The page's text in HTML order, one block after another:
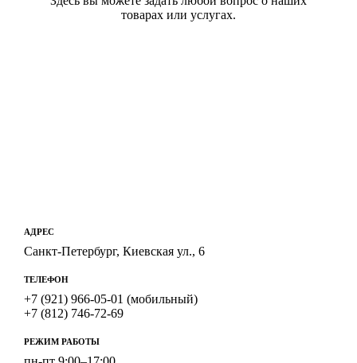
товарах или услугах.
АДРЕС
Санкт-Петербург, Киевская ул., 6
ТЕЛЕФОН
+7 (921) 966-05-01 (мобильный)
+7 (812) 746-72-69
РЕЖИМ РАБОТЫ